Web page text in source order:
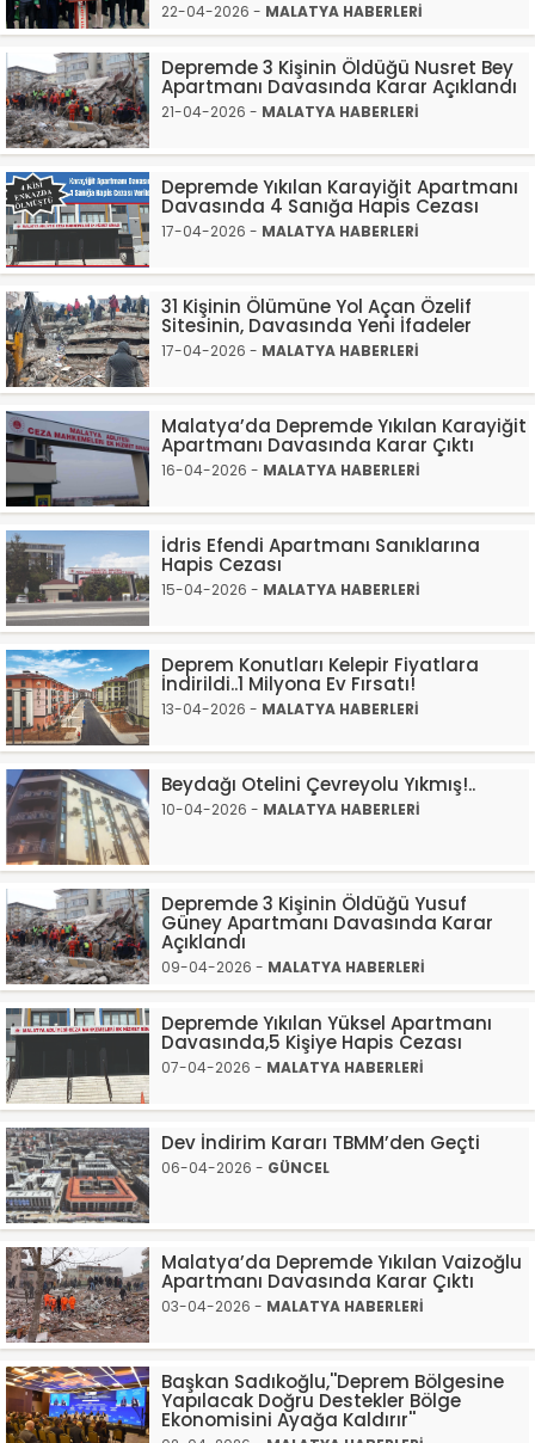
22-04-2026 - MALATYA HABERLERİ
Depremde 3 Kişinin Öldüğü Nusret Bey
Apartmanı Davasında Karar Açıklandı
21-04-2026 - MALATYA HABERLERİ
Depremde Yıkılan Karayiğit Apartmanı
Davasında 4 Sanığa Hapis Cezası
17-04-2026 - MALATYA HABERLERİ
31 Kişinin Ölümüne Yol Açan Özelif
Sitesinin, Davasında Yeni İfadeler
17-04-2026 - MALATYA HABERLERİ
Malatya’da Depremde Yıkılan Karayiğit
Apartmanı Davasında Karar Çıktı
16-04-2026 - MALATYA HABERLERİ
İdris Efendi Apartmanı Sanıklarına
Hapis Cezası
15-04-2026 - MALATYA HABERLERİ
Deprem Konutları Kelepir Fiyatlara
İndirildi..1 Milyona Ev Fırsatı!
13-04-2026 - MALATYA HABERLERİ
Beydağı Otelini Çevreyolu Yıkmış!..
10-04-2026 - MALATYA HABERLERİ
Depremde 3 Kişinin Öldüğü Yusuf
Güney Apartmanı Davasında Karar
Açıklandı
09-04-2026 - MALATYA HABERLERİ
Depremde Yıkılan Yüksel Apartmanı
Davasında,5 Kişiye Hapis Cezası
07-04-2026 - MALATYA HABERLERİ
Dev İndirim Kararı TBMM’den Geçti
06-04-2026 - GÜNCEL
Malatya’da Depremde Yıkılan Vaizoğlu
Apartmanı Davasında Karar Çıktı
03-04-2026 - MALATYA HABERLERİ
Başkan Sadıkoğlu,''Deprem Bölgesine
Yapılacak Doğru Destekler Bölge
Ekonomisini Ayağa Kaldırır''